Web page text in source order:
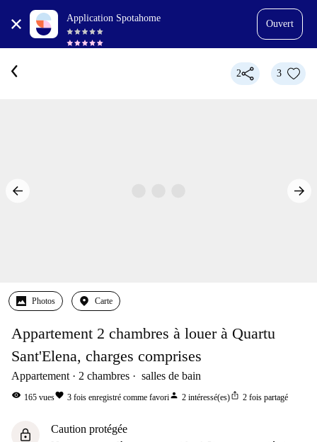
Application Spotahome
Ouvert
2 3
Photos Carte
Appartement 2 chambres à louer à Quartu
Sant'Elena, charges comprises
Appartement 2 chambres salles de bain
visibility 165 vuesfavorite 3 fois enregistré comme favoriperson 2 intéressé(es)ios_share 2 fois partagé
lock
Caution protégée